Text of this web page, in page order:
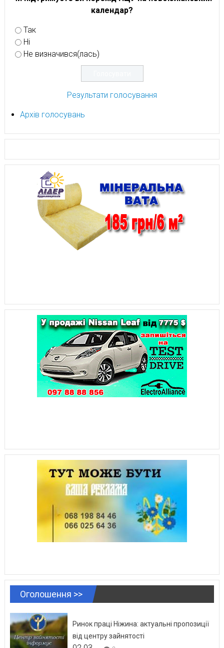
календар?
Так
Ні
Не визначився(лась)
Результати голосування
Архів голосувань
Оголошення >>
Ринок праці Ніжина: актуальні пропозиції
від центру зайнятості